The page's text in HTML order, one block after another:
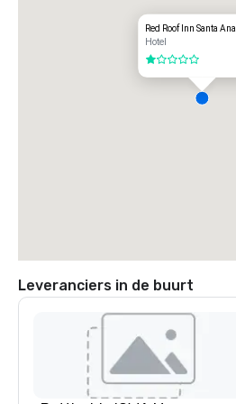
Red Roof Inn Santa Ana
Hotel
1 van 5
Leveranciers in de buurt